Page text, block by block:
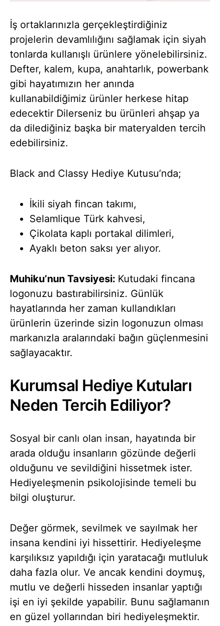
İş ortaklarınızla gerçekleştirdiğiniz
projelerin devamlılığını sağlamak için siyah
tonlarda kullanışlı ürünlere yönelebilirsiniz.
Defter, kalem, kupa, anahtarlık, powerbank
gibi hayatımızın her anında
kullanabildiğimiz ürünler herkese hitap
edecektir Dilerseniz bu ürünleri ahşap ya
da dilediğiniz başka bir materyalden tercih
edebilirsiniz.
Black and Classy Hediye Kutusu’nda;
İkili siyah fincan takımı,
Selamlique Türk kahvesi,
Çikolata kaplı portakal dilimleri,
Ayaklı beton saksı yer alıyor.
Muhiku’nun Tavsiyesi: Kutudaki fincana
logonuzu bastırabilirsiniz. Günlük
hayatlarında her zaman kullandıkları
ürünlerin üzerinde sizin logonuzun olması
markanızla aralarındaki bağın güçlenmesini
sağlayacaktır.
Kurumsal Hediye Kutuları
Neden Tercih Ediliyor?
Sosyal bir canlı olan insan, hayatında bir
arada olduğu insanların gözünde değerli
olduğunu ve sevildiğini hissetmek ister.
Hediyeleşmenin psikolojisinde temeli bu
bilgi oluşturur.
Değer görmek, sevilmek ve sayılmak her
insana kendini iyi hissettirir. Hediyeleşme
karşılıksız yapıldığı için yaratacağı mutluluk
daha fazla olur. Ve ancak kendini doymuş,
mutlu ve değerli hisseden insanlar yaptığı
işi en iyi şekilde yapabilir. Bunu sağlamanın
en güzel yollarından biri hediyeleşmektir.